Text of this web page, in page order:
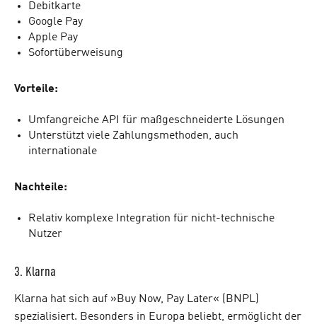
Debitkarte
Google Pay
Apple Pay
Sofortüberweisung
Vorteile:
Umfangreiche API für maßgeschneiderte Lösungen
Unterstützt viele Zahlungsmethoden, auch
internationale
Nachteile:
Relativ komplexe Integration für nicht-technische
Nutzer
3. Klarna
Klarna hat sich auf »Buy Now, Pay Later« (BNPL)
spezialisiert. Besonders in Europa beliebt, ermöglicht der